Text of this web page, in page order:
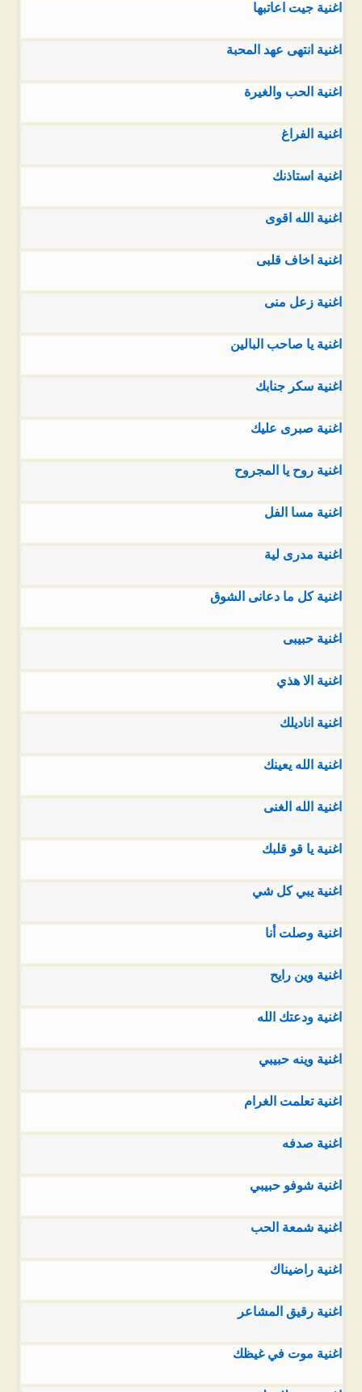
اغنية جيت اعاتبها
اغنية انتهى عهد المحبة
اغنية الحب والغيرة
اغنية الفراغ
اغنية استاذنك
اغنية الله اقوى
اغنية اخاف قلبى
اغنية زعل منى
اغنية يا صاحب البالين
اغنية سكر جنابك
اغنية صبرى عليك
اغنية روح يا المجروح
اغنية مسا الفل
اغنية مدرى لية
اغنية كل ما دعانى الشوق
اغنية حبيبى
اغنية الا هذي
اغنية اناديلك
اغنية الله يعينك
اغنية الله الغنى
اغنية يا قو قلبك
اغنية يبي كل شي
اغنية وصلت أنا
اغنية وين رايح
اغنية ودعتك الله
اغنية وينه حبيبي
اغنية تعلمت الغرام
اغنية صدفه
اغنية شوفو حبيبي
اغنية شمعة الحب
اغنية راضيناك
اغنية رقيق المشاعر
اغنية موت في غيظك